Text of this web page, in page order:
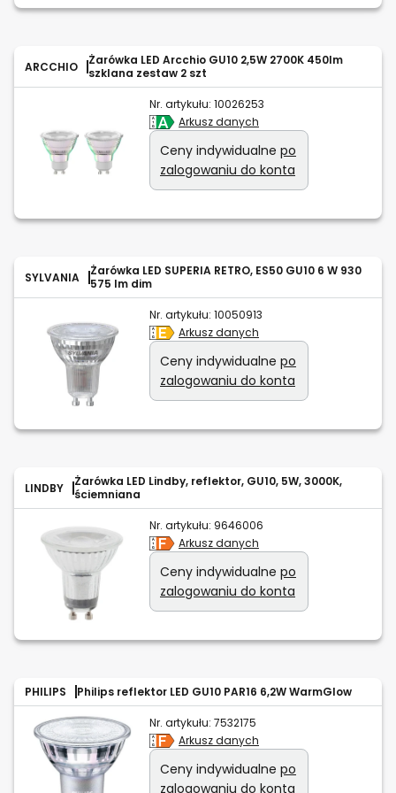
ARCCHIO
Żarówka LED Arcchio GU10 2,5W 2700K 450lm
szklana zestaw 2 szt
Nr. artykułu: 10026253
Arkusz danych
Ceny indywidualne po
zalogowaniu do konta
SYLVANIA
Żarówka LED SUPERIA RETRO, ES50 GU10 6 W 930
575 lm dim
Nr. artykułu: 10050913
Arkusz danych
Ceny indywidualne po
zalogowaniu do konta
LINDBY
Żarówka LED Lindby, reflektor, GU10, 5W, 3000K,
ściemniana
Nr. artykułu: 9646006
Arkusz danych
Ceny indywidualne po
zalogowaniu do konta
PHILIPS Philips reflektor LED GU10 PAR16 6,2W WarmGlow
Nr. artykułu: 7532175
Arkusz danych
Ceny indywidualne po
zalogowaniu do konta